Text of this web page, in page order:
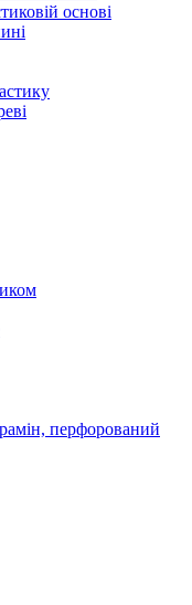
основі
перфорований